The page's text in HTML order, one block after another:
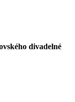
divadelné